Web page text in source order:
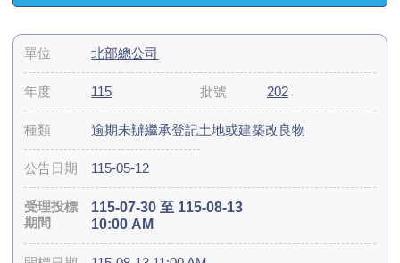
北部總公司
115 202
逾期未辦繼承登記土地或建築改良物
115-05-12
115-07-30 至 115-08-13
10:00 AM